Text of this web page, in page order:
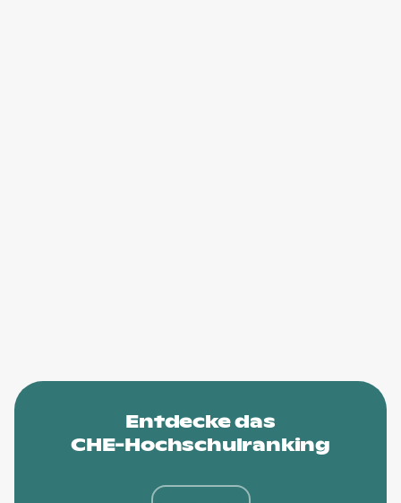
Entdecke das
CHE-Hochschulranking